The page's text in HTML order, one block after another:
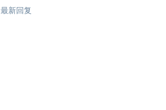
最新回复